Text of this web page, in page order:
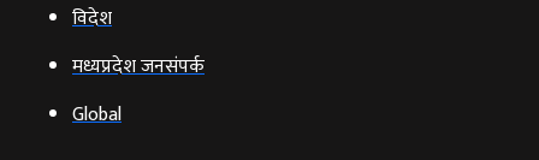
विदेश
मध्यप्रदेश जनसंपर्क
Global